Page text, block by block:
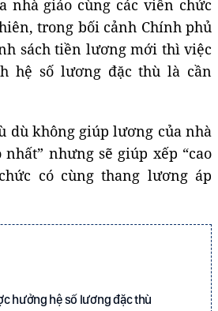
nhà giáo cùng các viên chức
trong bối cảnh Chính phủ
sách tiền lương mới thì việc
hệ số lương đặc thù là cần
dù không giúp lương của nhà
nhất” nhưng sẽ giúp xếp “cao
có cùng thang lương áp
hưởng hệ số lương đặc thù